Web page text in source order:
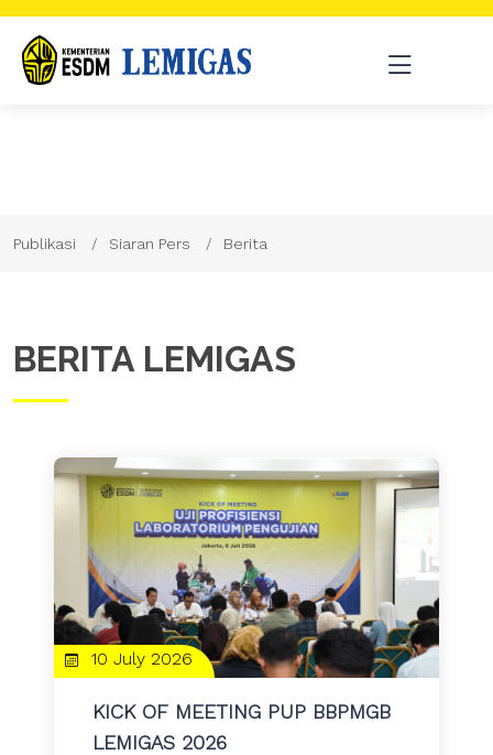
Publikasi Siaran Pers Berita
BERITA LEMIGAS
10 July 2026
KICK OF MEETING PUP BBPMGB
LEMIGAS 2026